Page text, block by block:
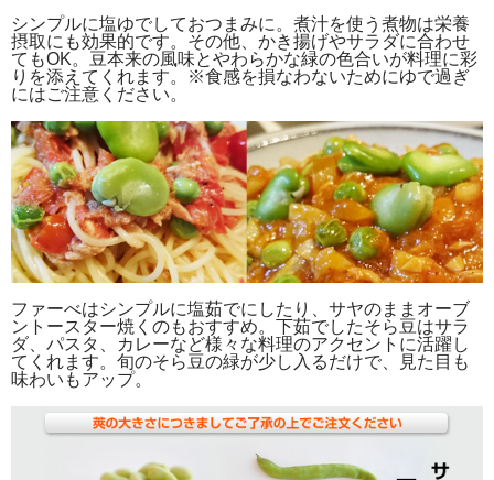
シンプルに塩ゆでしておつまみに。煮汁を使う煮物は栄養
摂取にも効果的です。その他、かき揚げやサラダに合わせ
てもOK。豆本来の風味とやわらかな緑の色合いが料理に彩
りを添えてくれます。※食感を損なわないためにゆで過ぎ
にはご注意ください。
ファーべはシンプルに塩茹でにしたり、サヤのままオーブ
ントースター焼くのもおすすめ。下茹でしたそら豆はサラ
ダ、パスタ、カレーなど様々な料理のアクセントに活躍し
てくれます。旬のそら豆の緑が少し入るだけで、見た目も
味わいもアップ。